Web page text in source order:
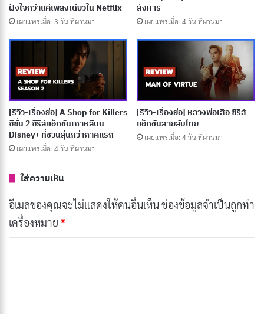
ฉ้อโกงการเงินสะเทือนสวีเดน
เผยแพร่เมื่อ: 3 วัน ที่ผ่านมา
[รีวิว-เรื่องย่อ] My Bias, My Boss (2026) ซีรีส์ติ่ง vs
CEO สุดเย็นชาบน HBO Max
เผยแพร่เมื่อ: 3 วัน ที่ผ่านมา
[รีวิว-เรื่องย่อ] One Hundred Years of Solitude
Part 2 มหากาพย์แห่งโชคชะตาที่หนีไม่พ้นบน
แนว: Comedy, Fantasy, Romance
นักแสดงนำ: Hye-Sun Shin, Kim Jung-Hyun, Seol
In-ah
ฝังใจกว่าแค่เพลงเดียวใน Netflix
เผยแพร่เมื่อ: 3 วัน ที่ผ่านมา
สังหาร
เผยแพร่เมื่อ: 4 วัน ที่ผ่านมา
[รีวิว-เรื่องย่อ] A Shop for Killers
ซีซั่น 2 ซีรีส์แอ็กชันเกาหลีบน
Disney+ ที่ชวนลุ้นกว่าภาคแรก
เผยแพร่เมื่อ: 4 วัน ที่ผ่านมา
[รีวิว-เรื่องย่อ] หลวงพ่อเสือ ซีรีส์
แอ็กชันสายลับไทย
เผยแพร่เมื่อ: 4 วัน ที่ผ่านมา
ใส่ความเห็น
อีเมลของคุณจะไม่แสดงให้คนอื่นเห็นช่องข้อมูลจำเป็นถูกทำ
เครื่องหมาย *